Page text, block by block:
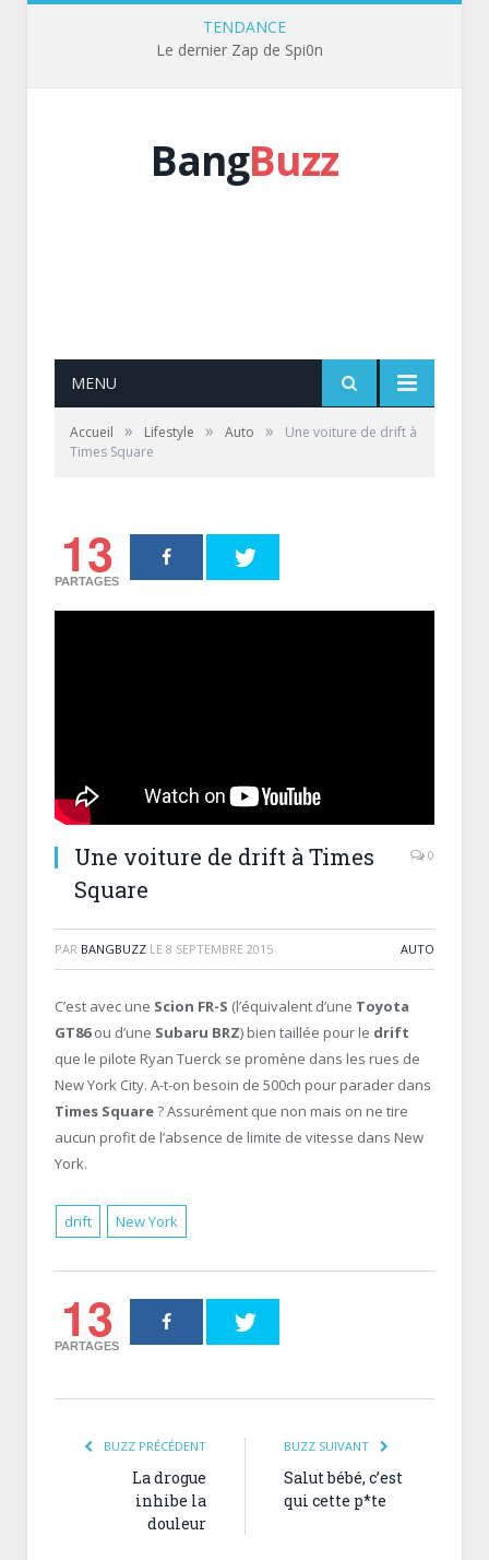
TENDANCE
Le dernier Zap de Spi0n
BangBuzz
MENU
Accueil » Lifestyle » Auto »
Une voiture de drift à
Times Square
13
PARTAGES
Une voiture de drift à Times
Square
0
PAR BANGBUZZ LE 8 SEPTEMBRE 2015 AUTO
C’est avec une Scion FR-S (l’équivalent d’une Toyota
GT86ou d’une Subaru BRZ) bien taillée pour le drift
que le pilote Ryan Tuerck se promène dans les rues de
New York City. A-t-on besoin de 500ch pour parader dans
Times Square? Assurément que non mais on ne tire
aucun profit de l’absence de limite de vitesse dans New
York.
drift New York
13
PARTAGES
BUZZ PRÉCÉDENT
La drogue
inhibe la
douleur
BUZZ SUIVANT
Salut bébé, c’est
qui cette p*te